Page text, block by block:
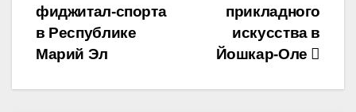
прикладного
искусства в
Йошкар-Оле
фиджитал-спорта
в Республике
Марий Эл